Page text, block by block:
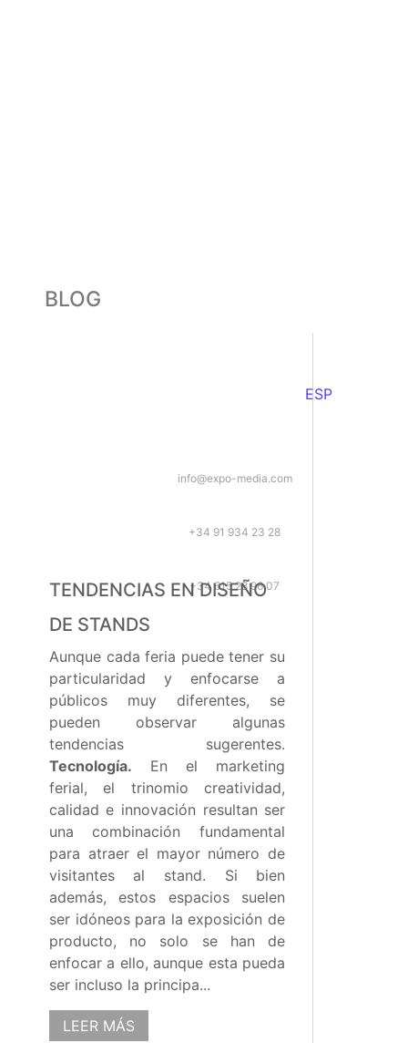
ESP
info@expo-media.com
+34 91 934 23 28
+34 615 28 96 07
BLOG
TENDENCIAS EN DISEÑO
DE STANDS
Aunque cada feria puede tener su
particularidad y enfocarse a
públicos muy diferentes, se
pueden observar algunas
tendencias sugerentes.
Tecnología. En el marketing
ferial, el trinomio creatividad,
calidad e innovación resultan ser
una combinación fundamental
para atraer el mayor número de
visitantes al stand. Si bien
además, estos espacios suelen
ser idóneos para la exposición de
producto, no solo se han de
enfocar a ello, aunque esta pueda
ser incluso la principa...
LEER MÁS